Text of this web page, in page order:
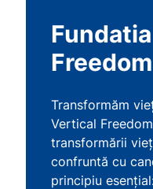
Freedom
Transformăm
Vertical
transformării
confruntă cu
principiu